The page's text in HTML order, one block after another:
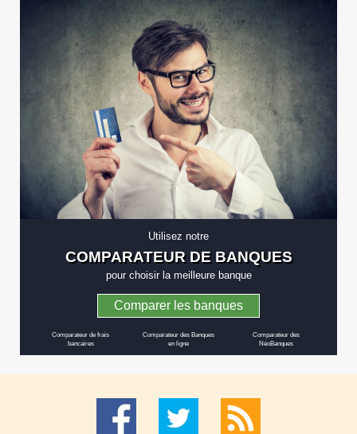
Utilisez notre
COMPARATEUR DE BANQUES
pour choisir la meilleure banque
Comparer les banques
Comparateur de frais
bancaires
Comparateur des Banques
en ligne
Comparateur des
NéoBanques